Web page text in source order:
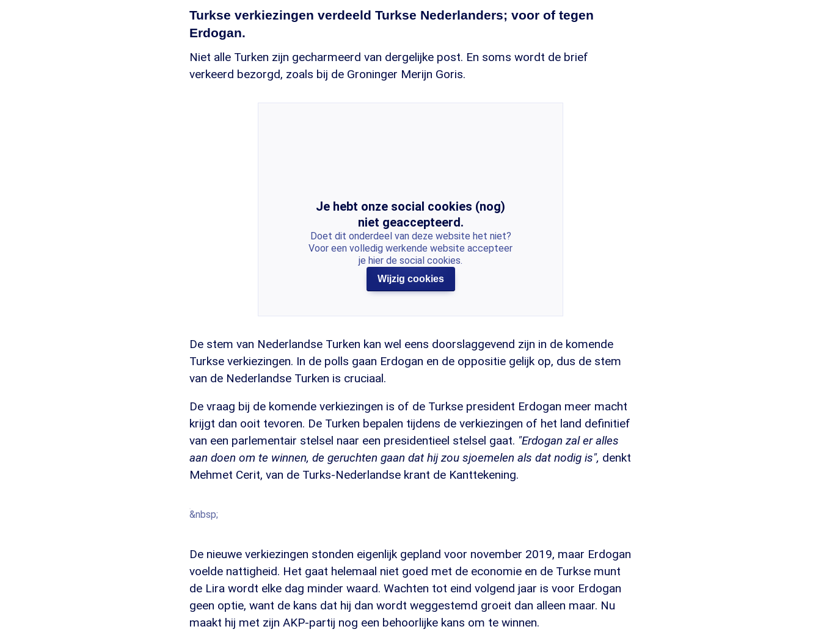
Turkse verkiezingen verdeeld Turkse Nederlanders; voor of tegen
Erdogan.
Niet alle Turken zijn gecharmeerd van dergelijke post. En soms wordt de brief
verkeerd bezorgd, zoals bij de Groninger Merijn Goris.
Je hebt onze social cookies (nog)
niet geaccepteerd.
Doet dit onderdeel van deze website het niet?
Voor een volledig werkende website accepteer
je hier de social cookies.
Wijzig cookies
De stem van Nederlandse Turken kan wel eens doorslaggevend zijn in de komende
Turkse verkiezingen. In de polls gaan Erdogan en de oppositie gelijk op, dus de stem
van de Nederlandse Turken is cruciaal.
De vraag bij de komende verkiezingen is of de Turkse president Erdogan meer macht
krijgt dan ooit tevoren. De Turken bepalen tijdens de verkiezingen of het land definitief
van een parlementair stelsel naar een presidentieel stelsel gaat. "Erdogan zal er alles
aan doen om te winnen, de geruchten gaan dat hij zou sjoemelen als dat nodig is", denkt
Mehmet Cerit, van de Turks-Nederlandse krant de Kanttekening.
&nbsp;
De nieuwe verkiezingen stonden eigenlijk gepland voor november 2019, maar Erdogan
voelde nattigheid. Het gaat helemaal niet goed met de economie en de Turkse munt
de Lira wordt elke dag minder waard. Wachten tot eind volgend jaar is voor Erdogan
geen optie, want de kans dat hij dan wordt weggestemd groeit dan alleen maar. Nu
maakt hij met zijn AKP-partij nog een behoorlijke kans om te winnen.